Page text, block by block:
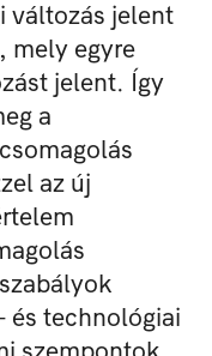
változás jelent
mely egyre
jelent. Így
a
az új
és technológiai